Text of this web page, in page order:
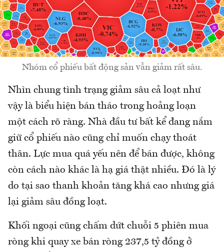
Nhóm cổ phiếu bất động sản vẫn giảm rất sâu.
Nhìn chung tình trạng giảm sâu cả loạt như
vậy là biểu hiện bán tháo trong hoảng loạn
một cách rõ ràng. Nhà đầu tư bất kể đang nắm
giữ cổ phiếu nào cũng chỉ muốn chạy thoát
thân. Lực mua quá yếu nên để bán được, không
còn cách nào khác là hạ giá thật nhiều. Đó là lý
do tại sao thanh khoản tăng khá cao nhưng giá
lại giảm sâu đồng loạt.
Khối ngoại cũng chấm dứt chuỗi 5 phiên mua
ròng khi quay xe bán ròng 237,5 tỷ đồng ở